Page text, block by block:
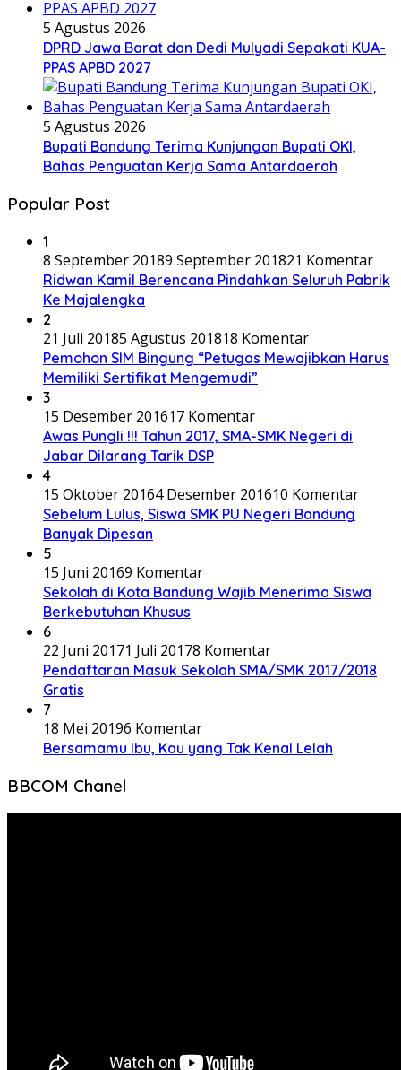
5 Agustus 2026
DPRD Jawa Barat dan Dedi Mulyadi Sepakati KUA-
PPAS APBD 2027
5 Agustus 2026
Bupati Bandung Terima Kunjungan Bupati OKI,
Bahas Penguatan Kerja Sama Antardaerah
Popular Post
1
8 September 20189 September 201821 Komentar
Ridwan Kamil Berencana Pindahkan Seluruh Pabrik
Ke Majalengka
2
21 Juli 20185 Agustus 201818 Komentar
Pemohon SIM Bingung “Petugas Mewajibkan Harus
Memiliki Sertifikat Mengemudi”
3
15 Desember 201617 Komentar
Awas Pungli !!! Tahun 2017, SMA-SMK Negeri di
Jabar Dilarang Tarik DSP
4
15 Oktober 20164 Desember 201610 Komentar
Sebelum Lulus, Siswa SMK PU Negeri Bandung
Banyak Dipesan
5
15 Juni 20169 Komentar
Sekolah di Kota Bandung Wajib Menerima Siswa
Berkebutuhan Khusus
6
22 Juni 20171 Juli 20178 Komentar
Pendaftaran Masuk Sekolah SMA/SMK 2017/2018
Gratis
7
18 Mei 20196 Komentar
Bersamamu Ibu, Kau yang Tak Kenal Lelah
BBCOM Chanel